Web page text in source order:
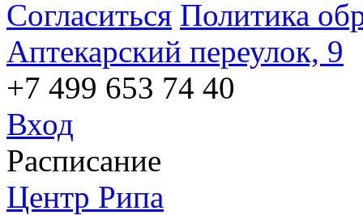
Согласиться Политика
Аптекарский переулок, 9
+7 499 653 74 40
Вход
Расписание
Центр Рипа